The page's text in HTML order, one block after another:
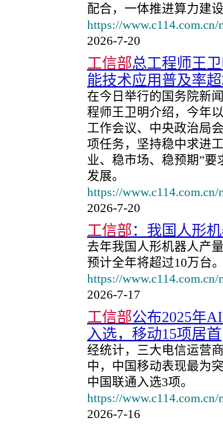
配合，一体推进算力建
https://
2026-7-20
工信部总工程师王
能技术应用普及率
在今日举行的国务院新
程师王卫明介绍，今年
工作会议、中央政治局
项任务，坚持稳中求进
业、稳市场、稳预期”
发展。
https://
2026-7-20
工信部：我国人形
去年我国人形机器人产
预计全年将超过10万台
https://
2026-7-17
工信部公布2025年
入选，移动15项居首
经统计，三大电信运营
中，中国移动表现最为
中国联通入选3项。
https://
2026-7-16